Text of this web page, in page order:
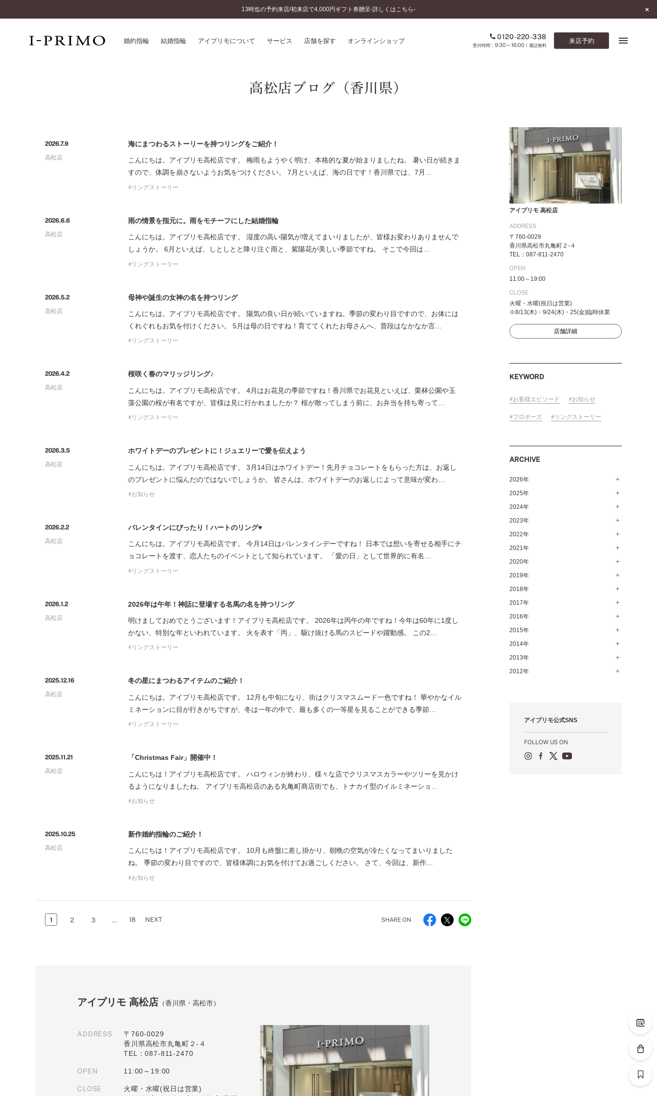
13時迄の予約来店/初来店で4,000円ギフト券贈呈-詳しくはこちら-
婚約指輪 結婚指輪 アイプリモについて サービス 店舗を探す オンラインショップ 0120-220-338
9:30～16:00/ 通話無料
来店予約
ダイヤモンドシェイプコレクション
アイプリモについて
一生涯のメンテナンス
プロミスダイヤモンド&バースストー
ン
ショップ
店舗一覧
ご来店予約について
婚約指輪とは
お客様の声
SWEET STORIES
ご来店予約
予約専用ダイヤル
0120-220-338
9:30～16:00 ・通話無料）
カタログ請求
お問い合わせ
高松店ブログ（香川県）
2026.7.9
高松店
海にまつわるストーリーを持つリングをご紹介！
こんにちは。アイプリモ高松店です。 梅雨もようやく明け、本格的な夏が始まりましたね。 暑い日が続きま
すので、体調を崩さないようお気をつけください。 7月といえば、海の日です！香川県では、7月…
リングストーリー
2026.6.6
高松店
雨の情景を指元に。雨をモチーフにした結婚指輪
こんにちは。アイプリモ高松店です。 湿度の高い陽気が増えてまいりましたが、皆様お変わりありませんで
しょうか。 6月といえば、しとしとと降り注ぐ雨と、紫陽花が美しい季節ですね。 そこで今回は…
リングストーリー
2026.5.2
高松店
母神や誕生の女神の名を持つリング
こんにちは。アイプリモ高松店です。 陽気の良い日が続いていますね。季節の変わり目ですので、お体には
くれぐれもお気を付けください。 5月は母の日ですね！育ててくれたお母さんへ、普段はなかなか言…
リングストーリー
2026.4.2
高松店
桜咲く春のマリッジリング♪
こんにちは。アイプリモ高松店です。 4月はお花見の季節ですね！香川県でお花見といえば、栗林公園や玉
藻公園の桜が有名ですが、皆様は見に行かれましたか？ 桜が散ってしまう前に、お弁当を持ち寄って…
リングストーリー
2026.3.5
高松店
ホワイトデーのプレゼントに！ジュエリーで愛を伝えよう
こんにちは。アイプリモ高松店です。 3月14日はホワイトデー！先月チョコレートをもらった方は、お返し
のプレゼントに悩んだのではないでしょうか。 皆さんは、ホワイトデーのお返しによって意味が変わ…
お知らせ
2026.2.2
高松店
バレンタインにぴったり！ハートのリング♥
こんにちは。アイプリモ高松店です。 今月14日はバレンタインデーですね！ 日本では想いを寄せる相手にチ
ョコレートを渡す、恋人たちのイベントとして知られています。 「愛の日」として世界的に有名…
リングストーリー
2026.1.2
高松店
2026年は午年！神話に登場する名馬の名を持つリング
明けましておめでとうございます！アイプリモ高松店です。 2026年は丙午の年ですね！今年は60年に1度し
かない、特別な年といわれています。 火を表す「丙」、駆け抜ける馬のスピードや躍動感。 この2…
リングストーリー
2025.12.16
高松店
冬の星にまつわるアイテムのご紹介！
こんにちは。アイプリモ高松店です。 12月も中旬になり、街はクリスマスムード一色ですね！ 華やかなイル
ミネーションに目が行きがちですが、冬は一年の中で、最も多くの一等星を見ることができる季節…
リングストーリー
2025.11.21
高松店
「Christmas Fair」開催中！
こんにちは！アイプリモ高松店です。 ハロウィンが終わり、様々な店でクリスマスカラーやツリーを見かけ
るようになりましたね。 アイプリモ高松店のある丸亀町商店街でも、トナカイ型のイルミネーショ…
お知らせ
2025.10.25
高松店
新作婚約指輪のご紹介！
こんにちは！アイプリモ高松店です。 10月も終盤に差し掛かり、朝晩の空気が冷たくなってまいりました
ね。 季節の変わり目ですので、皆様体調にお気を付けてお過ごしください。 さて、今回は、新作…
お知らせ
1 2 3 … 18 NEXT SHARE ON
アイプリモ 高松店 （香川県・高松市）
ADDRESS
〒760-0029
香川県高松市丸亀町２-４
TEL：087-811-2470
OPEN 11:00～19:00
CLOSE
火曜・水曜(祝日は営業)
アイプリモ 高松店
ADDRESS
〒760-0029
香川県高松市丸亀町２-４
TEL：087-811-2470
OPEN
11:00～19:00
CLOSE
火曜・水曜(祝日は営業)
※8/13(木)・9/24(木)・25(金)臨時休業
店舗詳細
KEYWORD
お客様エピソード お知らせ
プロポーズ リングストーリー
ARCHIVE
2026年
8月（10）
7月（64）
6月（58）
5月（62）
4月（55）
3月（64）
2月（50）
1月（58）
2025年
12月（65）
11月（56）
10月（67）
9月（50）
8月（67）
7月（68）
6月（59）
5月（59）
4月（57）
3月（63）
2024年
12月（71）
11月（61）
10月（60）
9月（57）
8月（64）
7月（66）
6月（63）
5月（67）
4月（75）
3月（61）
2023年
12月（71）
11月（61）
10月（66）
9月（53）
8月（67）
7月（73）
6月（72）
5月（77）
4月（89）
3月（69）
2022年
12月（72）
11月（77）
10月（74）
9月（75）
8月（80）
7月（68）
6月（83）
5月（71）
4月（79）
3月（78）
2021年
12月（69）
11月（83）
10月（64）
9月（62）
8月（61）
7月（69）
6月（69）
5月（79）
4月（1）
2020年
12月（63）
11月（59）
10月（60）
9月（58）
8月（67）
7月（60）
6月（74）
5月（44）
1月（53）
2019年
12月（64）
11月（70）
10月（71）
9月（68）
8月（92）
7月（102）
6月（6）
2月（71）
1月（66）
2018年
12月（80）
11月（70）
10月（68）
9月（72）
8月（73）
7月（64）
3月（62）
2017年
12月（66）
11月（69）
10月（66）
9月（64）
8月（71）
4月（60）
1月（72）
2016年
12月（78）
11月（91）
10月（74）
9月（79）
5月（85）
2015年
12月（71）
11月（62）
10月（66）
6月（66）
2014年
12月（74）
11月（65）
7月（66）
2013年
12月（18）
8月（18）
6月（14）
2012年
9月（15）
7月（22）
アイプリモ公式SNS
FOLLOW US ON